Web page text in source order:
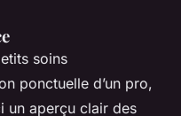
soins
ponctuelle d’un pro,
un aperçu clair des